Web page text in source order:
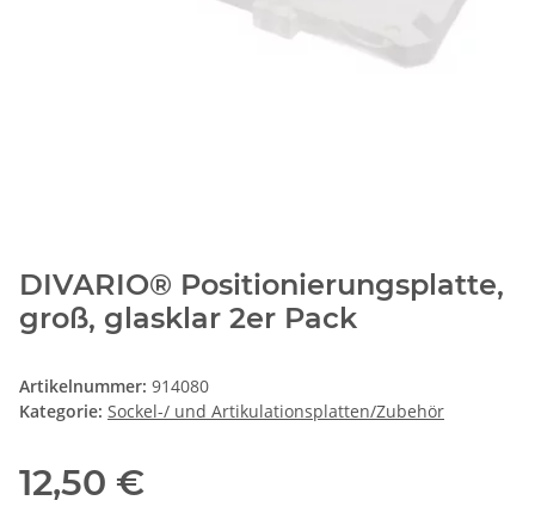
DIVARIO® Positionierungsplatte,
groß, glasklar 2er Pack
Artikelnummer: 914080
Kategorie: Sockel-/ und Artikulationsplatten/Zubehör
12,50 €